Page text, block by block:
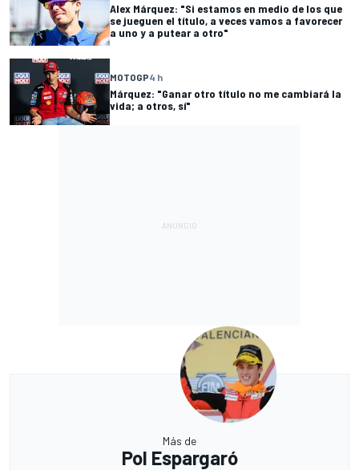
Alex Márquez: "Si estamos en medio de los que
se jueguen el título, a veces vamos a favorecer
a uno y a putear a otro"
MOTOGP4 h
Márquez: "Ganar otro título no me cambiará la
vida; a otros, sí"
Más de
Pol Espargaró